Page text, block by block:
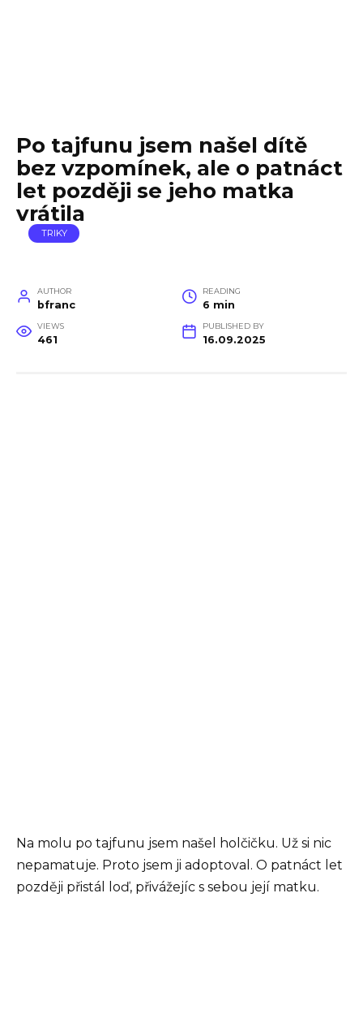
Po tajfunu jsem našel dítě
bez vzpomínek, ale o patnáct
let později se jeho matka
vrátila
TRIKY
AUTHOR
bfranc
READING
6 min
VIEWS
461
PUBLISHED BY
16.09.2025
Na molu po tajfunu jsem našel holčičku. Už si nic
nepamatuje. Proto jsem ji adoptoval. O patnáct let
později přistál loď, přivážejíc s sebou její matku.